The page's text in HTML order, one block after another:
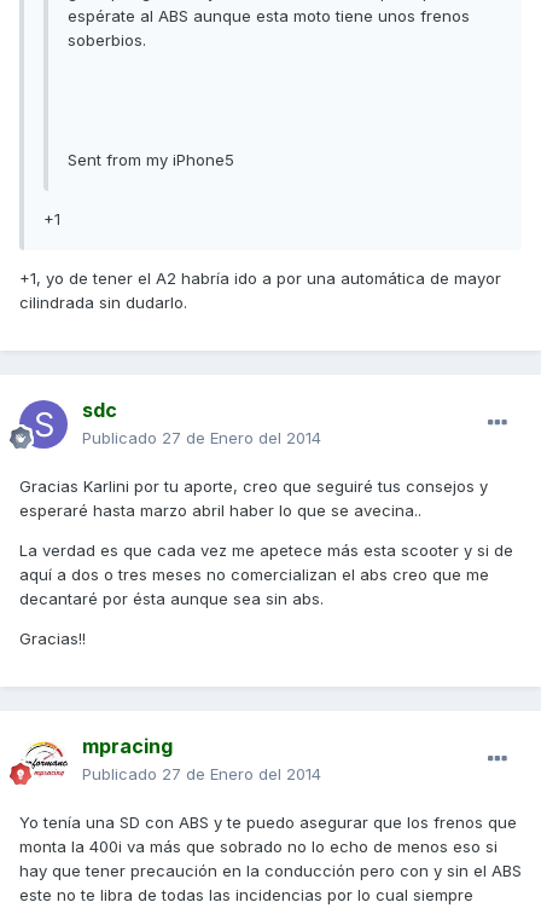
espérate al ABS aunque esta moto tiene unos frenos
soberbios.
Sent from my iPhone5
+1
+1, yo de tener el A2 habría ido a por una automática de mayor
cilindrada sin dudarlo.
sdc
Publicado 27 de Enero del 2014
Gracias Karlini por tu aporte, creo que seguiré tus consejos y
esperaré hasta marzo abril haber lo que se avecina..
La verdad es que cada vez me apetece más esta scooter y si de
aquí a dos o tres meses no comercializan el abs creo que me
decantaré por ésta aunque sea sin abs.
Gracias!!
mpracing
Publicado 27 de Enero del 2014
Yo tenía una SD con ABS y te puedo asegurar que los frenos que
monta la 400i va más que sobrado no lo echo de menos eso si
hay que tener precaución en la conducción pero con y sin el ABS
este no te libra de todas las incidencias por lo cual siempre